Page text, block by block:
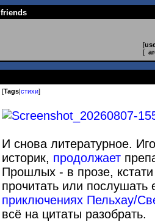
friends
[
[
[Tags стихи]
И снова литературное.
историк, продолжает
Прошлых - в прозе,
прочитать или послушать
приключениях Пельхау/
всё на цитаты разобрать.